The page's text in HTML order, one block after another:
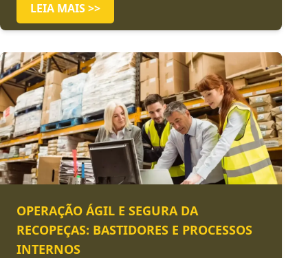
LEIA MAIS >>
OPERAÇÃO ÁGIL E SEGURA DA
RECOPEÇAS: BASTIDORES E PROCESSOS
INTERNOS